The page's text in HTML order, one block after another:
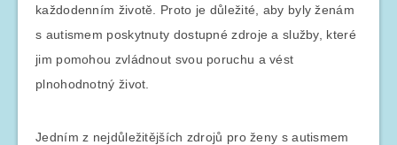
každodenním životě. Proto je důležité, aby byly ženám
s autismem poskytnuty dostupné zdroje a služby, které
jim pomohou zvládnout svou poruchu a vést
plnohodnotný život.
Jedním z nejdůležitějších zdrojů pro ženy s autismem